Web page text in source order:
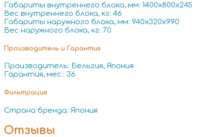
Габариты внутреннего блока, мм: 1400x800x245
Вес внутреннего блока, кг: 46
Габариты наружного блока, мм: 940x320x990
Вес наружного блока, кг: 70
Производитель и Гарантия
Производитель: Бельгия, Япония
Гарантия, мес.: 36
Фильтрация
Страна бренда: Япония
Отзывы